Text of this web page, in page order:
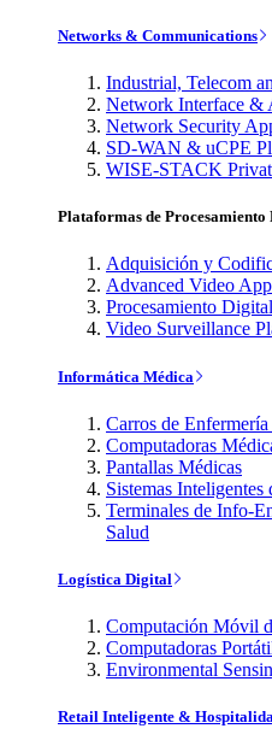
Networks & Communications
Industrial, Telecom
Network Interface &
Network Security
SD-WAN & uCPE
WISE-STACK
Plataformas de Procesamiento
Adquisición y
Advanced Video
Procesamiento
Video Surveillance
Informática Médica
Carros de
Computadoras
Pantallas Médicas
Sistemas Inteligentes
Terminales de Info-
Salud
Logística Digital
Computación Móvil
Computadoras
Environmental
Retail Inteligente &